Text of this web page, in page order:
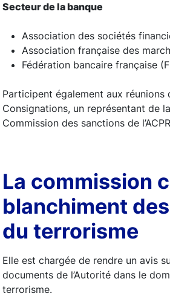
Secteur de la banque
Association des sociétés
Association française des
Fédération bancaire française
Participent également aux réunions
Consignations, un représentant de
Commission des sanctions de
La commission
blanchiment
du terrorisme
Elle est chargée de rendre un avis
documents de l’Autorité dans le
terrorisme.